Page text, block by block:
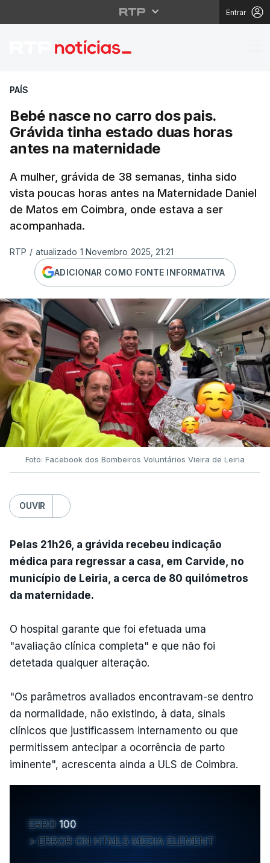
Entrar
Bebé nasce no carro
PAÍS
Bebé nasce no carro dos pais.
Grávida tinha estado duas horas
antes na maternidade
A mulher, grávida de 38 semanas, tinha sido
vista poucas horas antes na Maternidade Daniel
de Matos em Coimbra, onde estava a ser
acompanhada.
RTP / atualizado 1 Novembro 2025, 21:21
ADICIONAR COMO FONTE INFORMATIVA
Foto: Facebook dos Bombeiros Voluntários Vieira de Leiria
OUVIR
Pelas 21h26, a grávida recebeu indicação
médica para regressar a casa, em Carvide, no
município de Leiria, a cerca de 80 quilómetros
da maternidade.
O hospital garante que foi efetuada uma
"avaliação clínica completa" e que não foi
detetada qualquer alteração.
"Os parâmetros avaliados encontravam-se dentro
da normalidade, não existindo, à data, sinais
clínicos que justificassem internamento ou que
permitissem antecipar a ocorrência de parto
iminente", acrescenta ainda a ULS de Coimbra.
ERRO 100
ERROR ON HTML5 MEDIA ELEMENT